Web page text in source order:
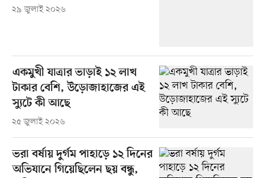
২৯ জুলাই ২০২৬
একমুখী যাত্রার ভাড়াই ১২ লাখ
টাকার বেশি, উড়োজাহাজের এই
স্যুটে কী আছে
২৫ জুলাই ২০২৬
ভরা বর্ষায় দুর্গম পাহাড়ে ১২ দিনের
অভিযানে গিয়েছিলেন ছয় বন্ধু,